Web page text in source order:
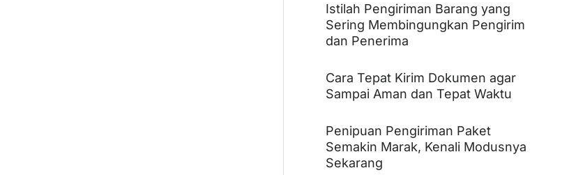
Istilah Pengiriman Barang yang
Sering Membingungkan Pengirim
dan Penerima
Cara Tepat Kirim Dokumen agar
Sampai Aman dan Tepat Waktu
Penipuan Pengiriman Paket
Semakin Marak, Kenali Modusnya
Sekarang